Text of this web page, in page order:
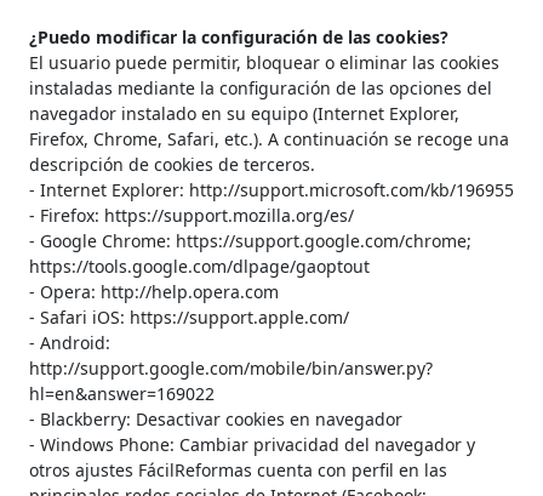
¿Puedo modificar la configuración de las cookies?
El usuario puede permitir, bloquear o eliminar las cookies
instaladas mediante la configuración de las opciones del
navegador instalado en su equipo (Internet Explorer,
Firefox, Chrome, Safari, etc.). A continuación se recoge una
descripción de cookies de terceros.
- Internet Explorer: http://support.microsoft.com/kb/196955
- Firefox: https://support.mozilla.org/es/
- Google Chrome: https://support.google.com/chrome;
https://tools.google.com/dlpage/gaoptout
- Opera: http://help.opera.com
- Safari iOS: https://support.apple.com/
- Android:
http://support.google.com/mobile/bin/answer.py?
hl=en&answer=169022
- Blackberry: Desactivar cookies en navegador
- Windows Phone: Cambiar privacidad del navegador y
otros ajustes FácilReformas cuenta con perfil en las